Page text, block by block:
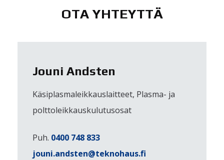
OTA YHTEYTTÄ
Jouni Andsten
Käsiplasmaleikkauslaitteet, Plasma- ja
polttoleikkauskulutusosat
Puh. 0400 748 833
jouni.andsten@teknohaus.fi